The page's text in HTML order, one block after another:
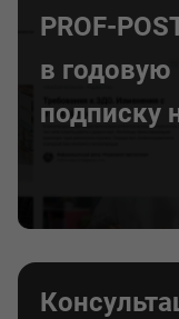
PROF-
в годовую
подписку